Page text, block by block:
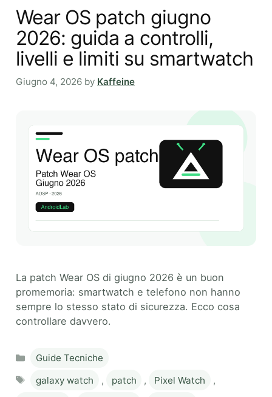
Wear OS patch giugno
2026: guida a controlli,
livelli e limiti su smartwatch
Giugno 4, 2026 by Kaffeine
La patch Wear OS di giugno 2026 è un buon
promemoria: smartwatch e telefono non hanno
sempre lo stesso stato di sicurezza. Ecco cosa
controllare davvero.
Categories
Guide Tecniche
Tags
galaxy watch , patch , Pixel Watch
,